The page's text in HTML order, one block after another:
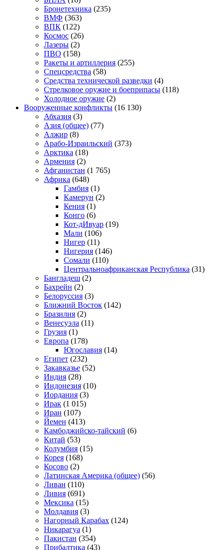
Бронетехника (235)
ВМФ (363)
ВПК (122)
Космос (26)
Лазеры (2)
ПВО (158)
Ракеты и артиллерия (255)
Спецсредства (58)
Средства технической разведки (4)
Стрелковое оружие и боеприпасы (118)
Холодное оружие (2)
Вооруженные конфликты (16 130)
Абхазия (3)
Азия (общее) (77)
Алжир (8)
Арабо-Израильский (373)
Арктика (18)
Армения (2)
Афганистан (1 765)
Африка (648)
Гамбия (1)
Камерун (2)
Кения (1)
Конго (6)
Кот-дИвуар (19)
Мали (106)
Нигер (11)
Нигерия (146)
Сомали (110)
Центральноафриканская Республика (31)
Бангладеш (2)
Бахрейн (2)
Белоруссия (3)
Ближний Восток (142)
Бразилия (2)
Венесуэла (11)
Грузия (1)
Европа (178)
Югославия (14)
Египет (232)
Закавказье (52)
Индия (28)
Индонезия (10)
Иордания (3)
Ирак (1 015)
Иран (107)
Йемен (413)
Камбоджийско-тайский (6)
Китай (53)
Колумбия (15)
Корея (168)
Косово (2)
Латинская Америка (общее) (56)
Ливан (110)
Ливия (691)
Мексика (15)
Молдавия (3)
Нагорный Карабах (124)
Никарагуа (1)
Пакистан (354)
Прибалтика (43)